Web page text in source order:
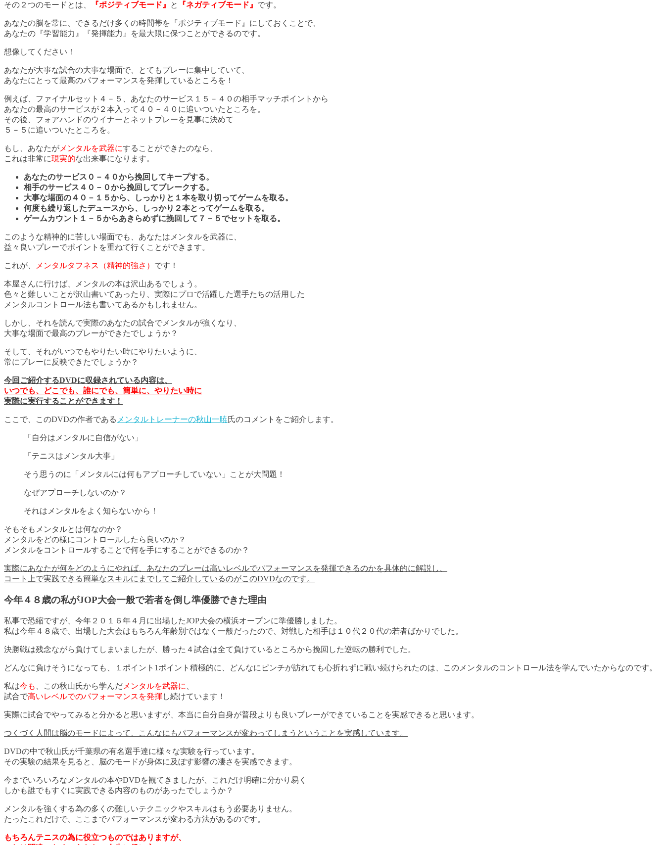
その２つのモードとは、 『ポジティブモード』 と 『ネガティブモード』 です。
あなたの脳を常に、できるだけ多くの時間帯を『ポジティブモード』にしておくことで、
あなたの『学習能力』『発揮能力』を最大限に保つことができるのです。
想像してください！
あなたが大事な試合の大事な場面で、とてもプレーに集中していて、
あなたにとって最高のパフォーマンスを発揮しているところを！
例えば、ファイナルセット４－５、あなたのサービス１５－４０の相手マッチポイントから
あなたの最高のサービスが２本入って４０－４０に追いついたところを。
その後、フォアハンドのウイナーとネットプレーを見事に決めて
５－５に追いついたところを。
もし、あなたが メンタルを武器にすることができたのなら、
これは非常に現実的な出来事になります。
あなたのサービス０－４０から挽回してキープする。
相手のサービス４０－０から挽回してブレークする。
大事な場面の４０－１５から、しっかりと１本を取り切ってゲームを取る。
何度も繰り返したデュースから、しっかり２本とってゲームを取る。
ゲームカウント１－５からあきらめずに挽回して７－５でセットを取る。
このような精神的に苦しい場面でも、あなたはメンタルを武器に、
益々良いプレーでポイントを重ねて行くことができます。
これが、 メンタルタフネス（精神的強さ） です！
本屋さんに行けば、メンタルの本は沢山あるでしょう。
色々と難しいことが沢山書いてあったり、実際にプロで活躍した選手たちの活用した
メンタルコントロール法も書いてあるかもしれません。
しかし、それを読んで実際のあなたの試合でメンタルが強くなり、
大事な場面で最高のプレーができたでしょうか？
そして、それがいつでもやりたい時にやりたいように、
常にプレーに反映できたでしょうか？
今回ご紹介するDVDに収録されている内容は、
いつでも、どこでも、誰にでも、簡単に、やりたい時に
実際に実行することができます！
ここで、このDVDの作者である メンタルトレーナーの秋山一暁氏のコメントをご紹介します。
「自分はメンタルに自信がない」
「テニスはメンタル大事」
そう思うのに「メンタルには何もアプローチしていない」ことが大問題！
なぜアプローチしないのか？
それはメンタルをよく知らないから！
そもそもメンタルとは何なのか？
メンタルをどの様にコントロールしたら良いのか？
メンタルをコントロールすることで何を手にすることができるのか？
実際にあなたが何をどのようにやれば、あなたのプレーは高いレベルでパフォーマンスを発揮できるのかを具体的に解説し、
コート上で実践できる簡単なスキルにまでしてご紹介しているのがこのDVDなのです。
今年４８歳の私がJOP大会一般で若者を倒し準優勝できた理由
私事で恐縮ですが、今年２０１６年４月に出場したJOP大会の横浜オープンに準優勝しました。
私は今年４８歳で、出場した大会はもちろん年齢別ではなく一般だったので、対戦した相手は１０代２０代の若者ばかりでした。
決勝戦は残念ながら負けてしまいましたが、勝った４試合は全て負けているところから挽回した逆転の勝利でした。
どんなに負けそうになっても、１ポイント1ポイント積極的に、どんなにピンチが訪れても心折れずに戦い続けられたのは、このメンタルのコントロール法を学んでいたからなのです。
私は今も 、この秋山氏から学んだ メンタルを武器に
試合で高いレベルでのパフォーマンスを発揮 し続けています！
実際に試合でやってみると分かると思いますが、本当に自分自身が普段よりも良いプレーができていることを実感できると思います。
つくづく人間は脳のモードによって、こんなにもパフォーマンスが変わってしまうということを実感しています。
DVDの中で秋山氏が千葉県の有名選手達に様々な実験を行っています。
その実験の結果を見ると、脳のモードが身体に及ぼす影響の凄さを実感できます。
今までいろいろなメンタルの本やDVDを観てきましたが、これだけ明確に分かり易く
しかも誰でもすぐに実践できる内容のものがあったでしょうか？
メンタルを強くする為の多くの難しいテクニックやスキルはもう必要ありません。
たったこれだけで、ここまでパフォーマンスが変わる方法があるのです。
もちろんテニスの為に役立つものではありますが、